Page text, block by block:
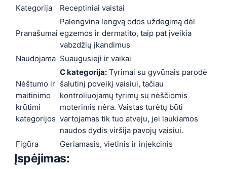
Kategorija
Receptiniai vaistai
Pranašumai
Palengvina lengvą odos uždegimą dėl
egzemos ir dermatito, taip pat įveikia
vabzdžių įkandimus
Naudojama Suaugusieji ir vaikai
Nėštumo ir
maitinimo
krūtimi
kategorijos
C kategorija: Tyrimai su gyvūnais parodė
šalutinį poveikį vaisiui, tačiau
kontroliuojamų tyrimų su nėščiomis
moterimis nėra. Vaistas turėtų būti
vartojamas tik tuo atveju, jei laukiamos
naudos dydis viršija pavojų vaisiui.
Figūra
Geriamasis, vietinis ir injekcinis
Įspėjimas: